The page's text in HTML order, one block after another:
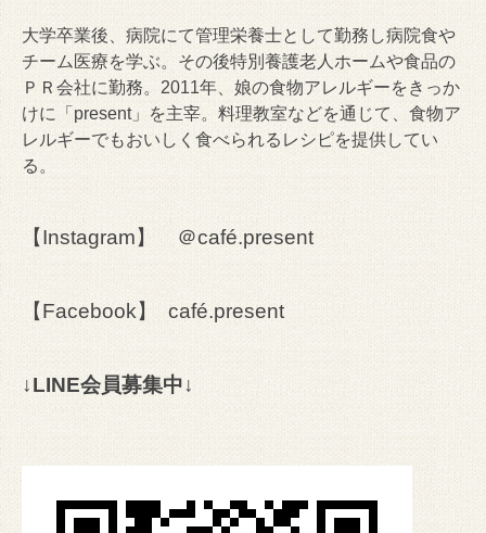
大学卒業後、病院にて管理栄養士として勤務し病院食や
チーム医療を学ぶ。その後特別養護老人ホームや食品の
ＰＲ会社に勤務。2011年、娘の食物アレルギーをきっか
けに「present」を主宰。料理教室などを通じて、食物ア
レルギーでもおいしく食べられるレシピを提供してい
る。
【Instagram】 ＠café.present
【Facebook】 café.present
↓LINE会員募集中↓